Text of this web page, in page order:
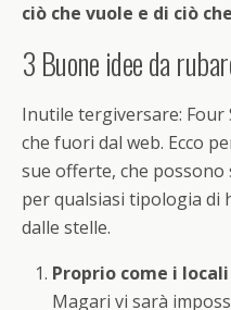
ciò che vuole e di ciò
3 Buone idee da
Inutile tergiversare: Four
che fuori dal web. Ecco
sue offerte, che
per qualsiasi tipologia di
dalle stelle.
Proprio come i locali
Magari vi sarà